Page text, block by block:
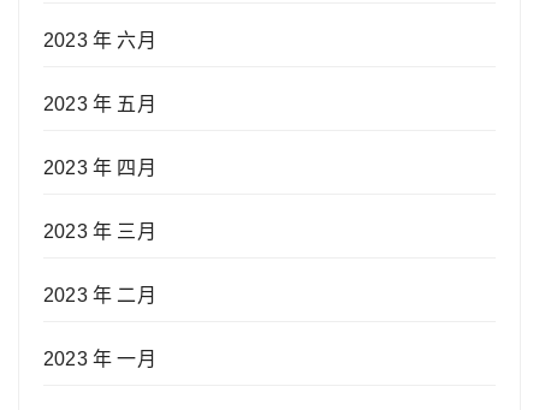
2023 年 六月
2023 年 五月
2023 年 四月
2023 年 三月
2023 年 二月
2023 年 一月